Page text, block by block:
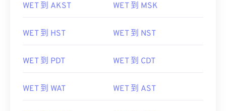
WET 到 AKST WET 到 MSK
WET 到 HST WET 到 NST
WET 到 PDT WET 到 CDT
WET 到 WAT WET 到 AST